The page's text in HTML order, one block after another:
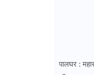
पालघर :